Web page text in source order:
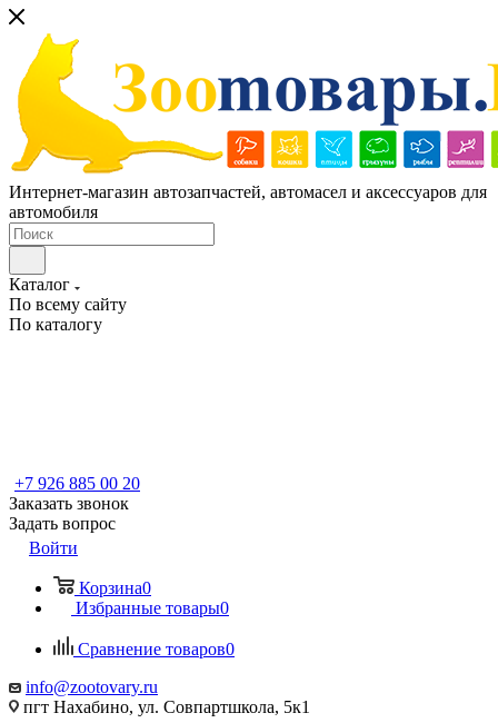
Интернет-магазин автозапчастей, автомасел и аксессуаров для
автомобиля
Каталог
По всему сайту
По каталогу
+7 926 885 00 20
Заказать звонок
Задать вопрос
Войти
Корзина0
Избранные товары0
Сравнение товаров0
info@zootovary.ru
пгт Нахабино, ул. Совпартшкола, 5к1